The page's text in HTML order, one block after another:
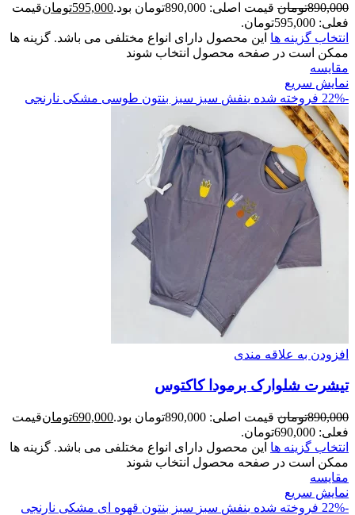
890,000تومان قیمت اصلی: 890,000تومان بود. 595,000تومانقیمت
فعلی: 595,000تومان.
انتخاب گزینه ها این محصول دارای انواع مختلفی می باشد. گزینه ها
ممکن است در صفحه محصول انتخاب شوند
مقايسه
نمایش سریع
-22%
فروخته شده بنفش سبز سبز بنتون طوسی مشکی نارنجی
افزودن به علاقه مندی
تیشرت شلوارک برمودا کاکتوس
890,000تومان قیمت اصلی: 890,000تومان بود. 690,000تومانقیمت
فعلی: 690,000تومان.
انتخاب گزینه ها این محصول دارای انواع مختلفی می باشد. گزینه ها
ممکن است در صفحه محصول انتخاب شوند
مقايسه
نمایش سریع
-22%
فروخته شده بنفش سبز سبز بنتون قهوه ای مشکی نارنجی